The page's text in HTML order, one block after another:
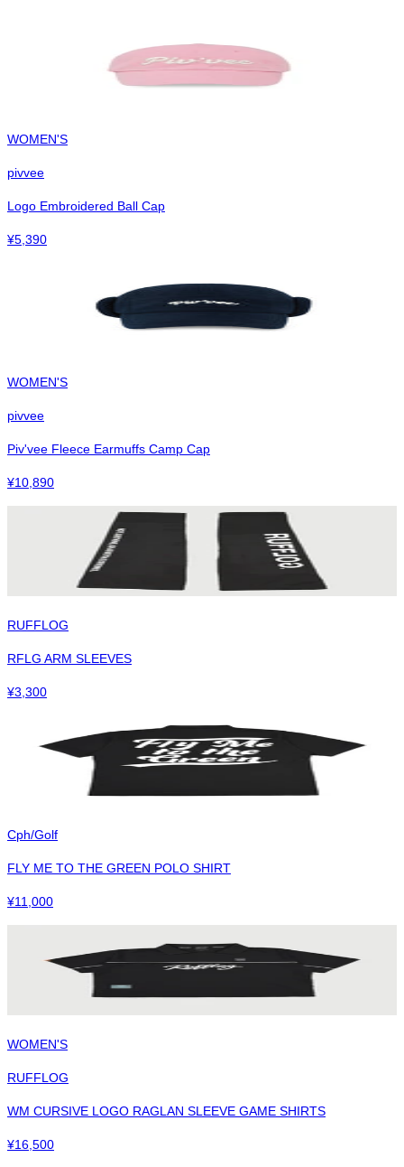
WOMEN'S
pivvee
Logo Embroidered Ball Cap
¥5,390
WOMEN'S
pivvee
Piv'vee Fleece Earmuffs Camp Cap
¥10,890
RUFFLOG
RFLG ARM SLEEVES
¥3,300
Cph/Golf
FLY ME TO THE GREEN POLO SHIRT
¥11,000
WOMEN'S
RUFFLOG
WM CURSIVE LOGO RAGLAN SLEEVE GAME SHIRTS
¥16,500